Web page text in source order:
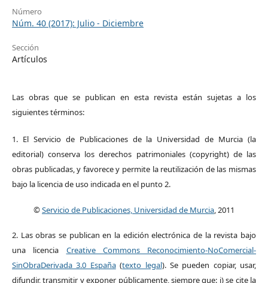
Número
Núm. 40 (2017): Julio - Diciembre
Sección
Artículos
Las obras que se publican en esta revista están sujetas a los
siguientes términos:
1. El Servicio de Publicaciones de la Universidad de Murcia (la
editorial) conserva los derechos patrimoniales (copyright) de las
obras publicadas, y favorece y permite la reutilización de las mismas
bajo la licencia de uso indicada en el punto 2.
©Servicio de Publicaciones, Universidad de Murcia, 2011
2. Las obras se publican en la edición electrónica de la revista bajo
una licencia Creative Commons Reconocimiento-NoComercial-
SinObraDerivada 3.0 España(texto legal). Se pueden copiar, usar,
difundir, transmitir y exponer públicamente, siempre que: i) se cite la